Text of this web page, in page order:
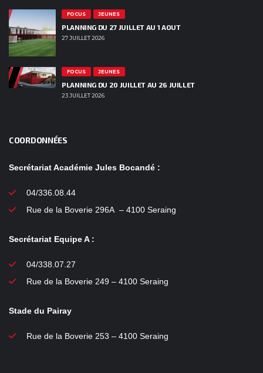
FOCUS JEUNES
PLANNING DU 27 JUILLET AU 1 AOUT
27 JUILLET 2026
FOCUS JEUNES
PLANNING DU 20 JUILLET AU 26 JUILLET
23 JUILLET 2026
COORDONNÉES
Secrétariat Académie Jules Bocandé :
04/336.08.44
Rue de la Boverie 296A – 4100 Seraing
Secrétariat Equipe A :
04/338.07.27
Rue de la Boverie 249 – 4100 Seraing
Stade du Pairay
Rue de la Boverie 253 – 4100 Seraing